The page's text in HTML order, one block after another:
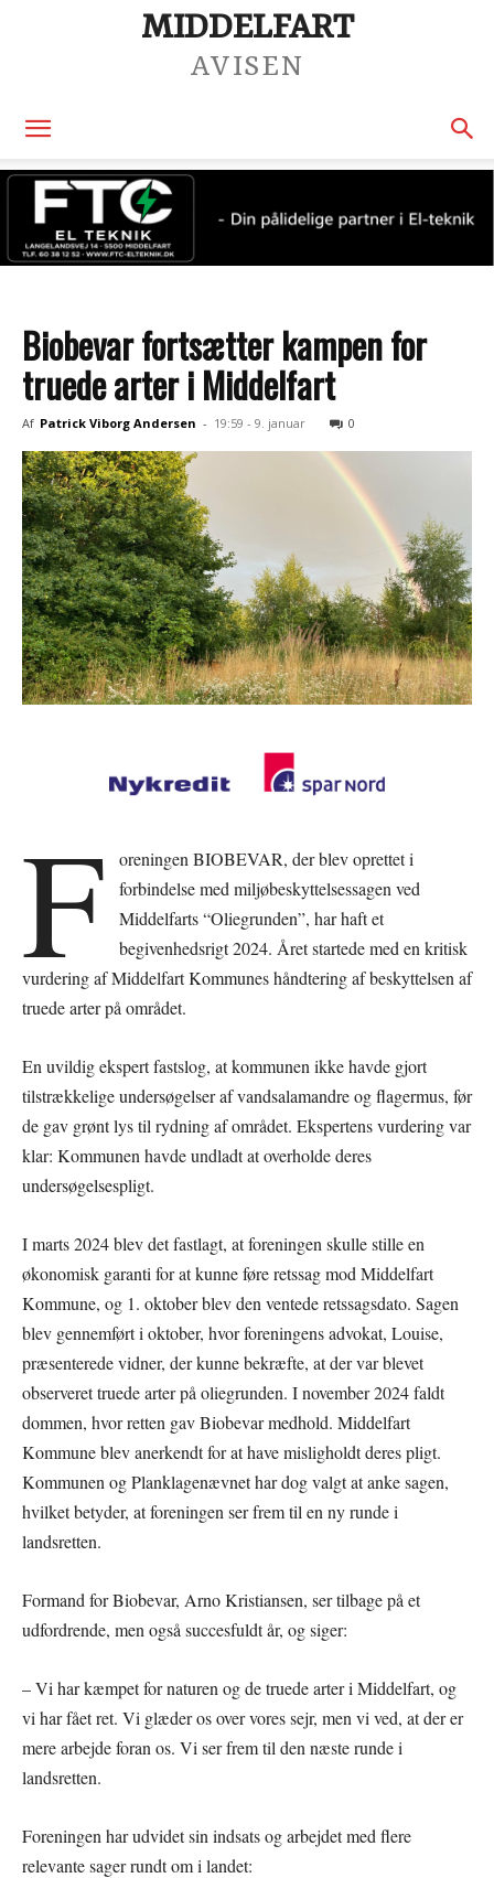
MIDDELFART
AVISEN
Biobevar fortsætter kampen for
truede arter i Middelfart
Af Patrick Viborg Andersen - 19:59 - 9. januar 0
F
oreningen BIOBEVAR, der blev oprettet i
forbindelse med miljøbeskyttelsessagen ved
Middelfarts “Oliegrunden”, har haft et
begivenhedsrigt 2024. Året startede med en kritisk
vurdering af Middelfart Kommunes håndtering af beskyttelsen af
truede arter på området.
En uvildig ekspert fastslog, at kommunen ikke havde gjort
tilstrækkelige undersøgelser af vandsalamandre og flagermus, før
de gav grønt lys til rydning af området. Ekspertens vurdering var
klar: Kommunen havde undladt at overholde deres
undersøgelsespligt.
I marts 2024 blev det fastlagt, at foreningen skulle stille en
økonomisk garanti for at kunne føre retssag mod Middelfart
Kommune, og 1. oktober blev den ventede retssagsdato. Sagen
blev gennemført i oktober, hvor foreningens advokat, Louise,
præsenterede vidner, der kunne bekræfte, at der var blevet
observeret truede arter på oliegrunden. I november 2024 faldt
dommen, hvor retten gav Biobevar medhold. Middelfart
Kommune blev anerkendt for at have misligholdt deres pligt.
Kommunen og Planklagenævnet har dog valgt at anke sagen,
hvilket betyder, at foreningen ser frem til en ny runde i
landsretten.
Formand for Biobevar, Arno Kristiansen, ser tilbage på et
udfordrende, men også succesfuldt år, og siger:
– Vi har kæmpet for naturen og de truede arter i Middelfart, og
vi har fået ret. Vi glæder os over vores sejr, men vi ved, at der er
mere arbejde foran os. Vi ser frem til den næste runde i
landsretten.
Foreningen har udvidet sin indsats og arbejdet med flere
relevante sager rundt om i landet: